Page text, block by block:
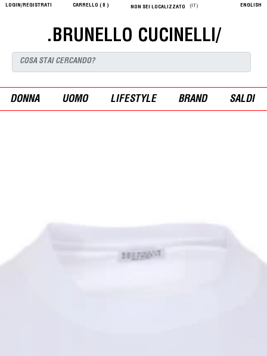
LOGIN/REGISTRATI CARRELLO ( 0 ) NON SEI LOCALIZZATO (IT) ENGLISH
.BRUNELLO CUCINELLI/
DONNA UOMO LIFESTYLE BRAND SALDI